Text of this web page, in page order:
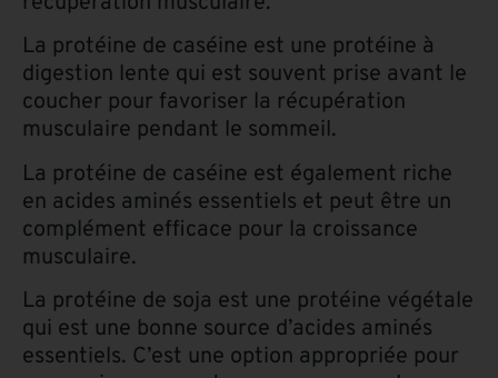
La protéine de caséine est une protéine à
digestion lente qui est souvent prise avant le
coucher pour favoriser la récupération
musculaire pendant le sommeil.
La protéine de caséine est également riche
en acides aminés essentiels et peut être un
complément efficace pour la croissance
musculaire.
La protéine de soja est une protéine végétale
qui est une bonne source d’acides aminés
essentiels. C’est une option appropriée pour